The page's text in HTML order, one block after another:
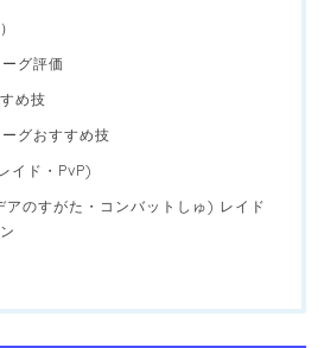
グ評価
め技
グおすすめ技
イド・PvP)
アのすがた・コンバットしゅ) レイド